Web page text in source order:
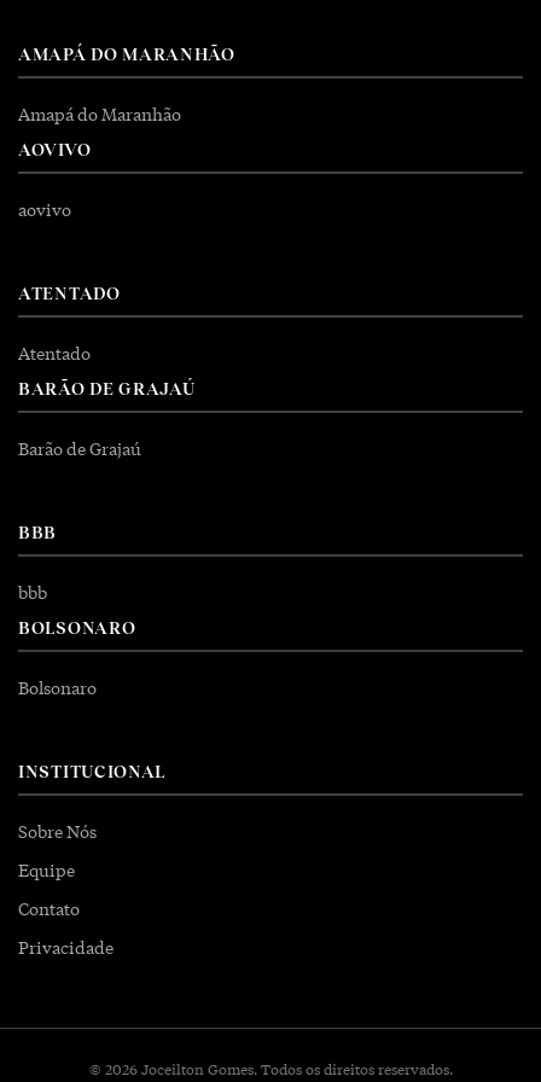
AMAPÁ DO MARANHÃO
Amapá do Maranhão
AOVIVO
aovivo
ATENTADO
Atentado
BARÃO DE GRAJAÚ
Barão de Grajaú
BBB
bbb
BOLSONARO
Bolsonaro
INSTITUCIONAL
Sobre Nós
Equipe
Contato
Privacidade
© 2026 Joceilton Gomes. Todos os direitos reservados.